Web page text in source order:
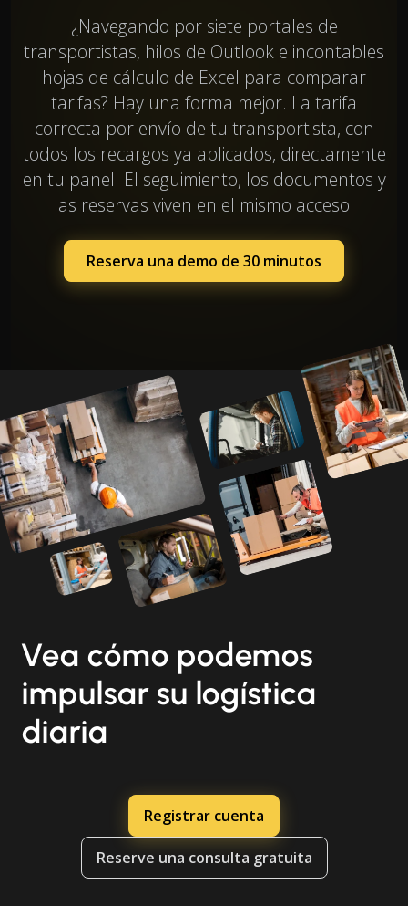
¿Navegando por siete portales de
transportistas, hilos de Outlook e incontables
hojas de cálculo de Excel para comparar
tarifas? Hay una forma mejor. La tarifa
correcta por envío de tu transportista, con
todos los recargos ya aplicados, directamente
en tu panel. El seguimiento, los documentos y
las reservas viven en el mismo acceso.
Reserva una demo de 30 minutos
Vea cómo podemos
impulsar su logística
diaria
Registrar cuenta
Reserve una consulta gratuita